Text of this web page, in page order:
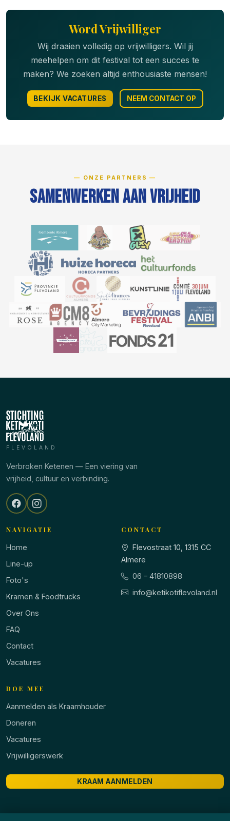
Word Vrijwilliger
Wij draaien volledig op vrijwilligers. Wil jij
meehelpen om dit festival tot een succes te
maken? We zoeken altijd enthousiaste mensen!
BEKIJK VACATURES NEEM CONTACT OP
ONZE PARTNERS
Samenwerken aan Vrijheid
FLEVOLAND
Verbroken Ketenen — Een viering van
vrijheid, cultuur en verbinding.
NAVIGATIE
Home
Line-up
Foto's
Kramen & Foodtrucks
Over Ons
FAQ
Contact
Vacatures
CONTACT
Flevostraat 10, 1315 CC
Almere
06 – 41810898
info@ketikotiflevoland.nl
DOE MEE
Aanmelden als Kraamhouder
Doneren
Vacatures
Vrijwilligerswerk
KRAAM AANMELDEN